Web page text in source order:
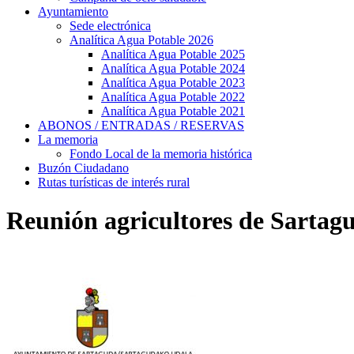
Ayuntamiento
Sede electrónica
Analítica Agua Potable 2026
Analítica Agua Potable 2025
Analítica Agua Potable 2024
Analítica Agua Potable 2023
Analítica Agua Potable 2022
Analítica Agua Potable 2021
ABONOS / ENTRADAS / RESERVAS
La memoria
Fondo Local de la memoria histórica
Buzón Ciudadano
Rutas turísticas de interés rural
Reunión agricultores de